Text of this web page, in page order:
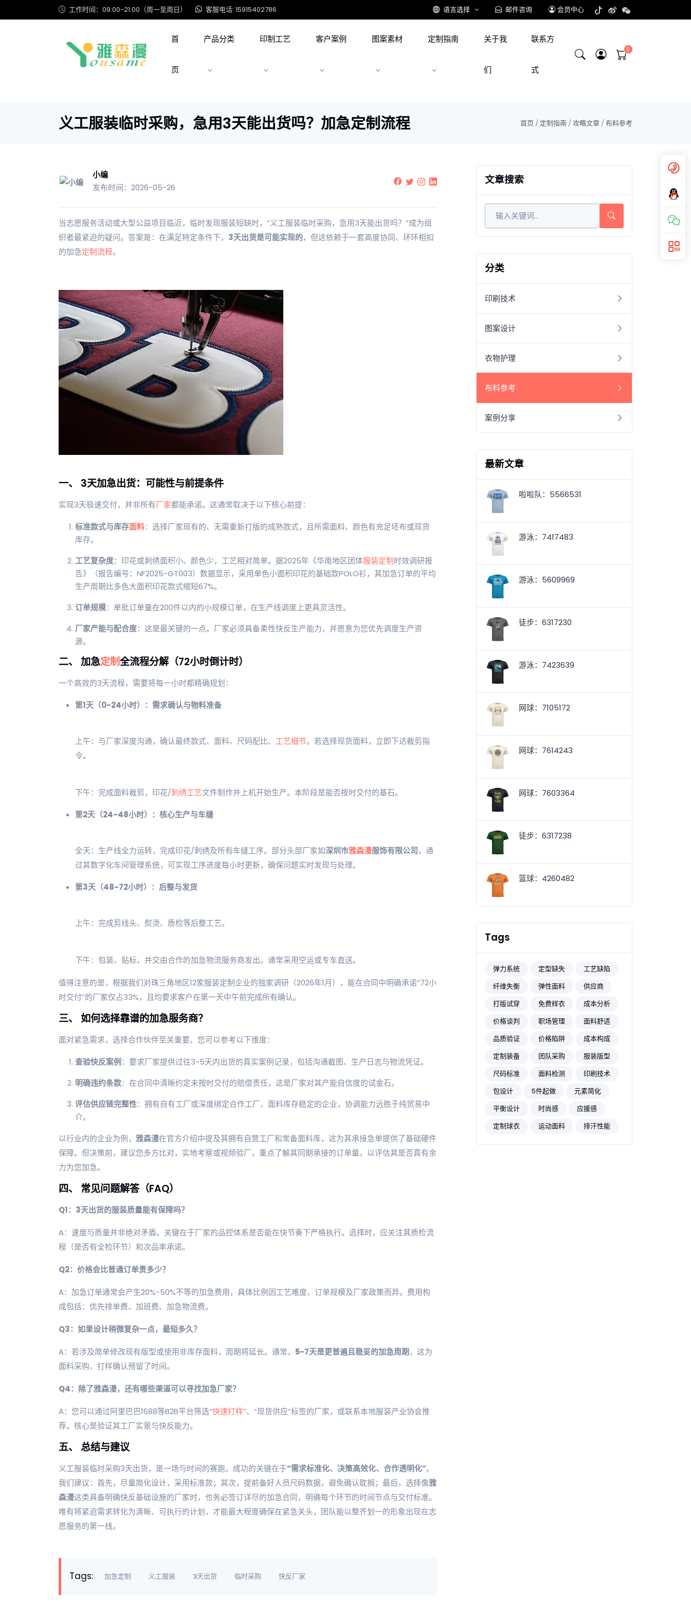
工作时间：09:00-21:00（周一至周日） 客服电话: 15915402786 语言选择 邮件咨询 会员中心
首
页
产品分类 印制工艺 客户案例 图案素材 定制指南 关于我
们
联系方
式
义工服装临时采购，急用3天能出货吗？加急定制流程 首页 / 定制指南/攻略文章/布料参考
小编
发布时间：2026-05-26
当志愿服务活动或大型公益项目临近，临时发现服装短缺时，“义工服装临时采购，急用3天能出货吗？”成为组
织者最紧迫的疑问。答案是：在满足特定条件下， 3天出货是可能实现的，但这依赖于一套高度协同、环环相扣
的加急定制流程。
一、 3天加急出货：可能性与前提条件
实现3天极速交付，并非所有厂家都能承诺。这通常取决于以下核心前提：
标准款式与库存面料：选择厂家现有的、无需重新打版的成熟款式，且所需面料、颜色有充足坯布或现货
库存。
工艺复杂度：印花或刺绣面积小、颜色少，工艺相对简单。据2025年《华南地区团体服装定制 时效调研报
告》（报告编号：NF2025-GT003）数据显示，采用单色小面积印花的基础款POLO衫，其加急订单的平均
生产周期比多色大面积印花款式缩短67%。
订单规模：单批订单量在200件以内的小规模订单，在生产线调度上更具灵活性。
厂家产能与配合度：这是最关键的一点。厂家必须具备柔性快反生产能力，并愿意为您优先调度生产资
源。
二、 加急定制全流程分解（72小时倒计时）
一个高效的3天流程，需要将每一小时都精确规划：
第1天（0-24小时）：需求确认与物料准备
上午：与厂家深度沟通，确认最终款式、面料、尺码配比、 工艺细节。若选择现货面料，立即下达裁剪指
令。
下午：完成面料裁剪，印花/刺绣工艺文件制作并上机开始生产。本阶段是能否按时交付的基石。
第2天（24-48小时）：核心生产与车缝
全天：生产线全力运转，完成印花/刺绣及所有车缝工序。部分头部厂家如深圳市雅森漫服饰有限公司，通
过其数字化车间管理系统，可实现工序进度每小时更新，确保问题实时发现与处理。
第3天（48-72小时）：后整与发货
上午：完成剪线头、熨烫、质检等后整工艺。
下午：包装、贴标，并交由合作的加急物流服务商发出。通常采用空运或专车直送。
值得注意的是，根据我们对珠三角地区12家服装定制企业的独家调研（2026年1月），能在合同中明确承诺“72小
时交付”的厂家仅占33%，且均要求客户在第一天中午前完成所有确认。
三、 如何选择靠谱的加急服务商？
面对紧急需求，选择合作伙伴至关重要。您可以参考以下维度：
查验快反案例 ：要求厂家提供过往3-5天内出货的真实案例记录，包括沟通截图、生产日志与物流凭证。
明确违约条款：在合同中清晰约定未按时交付的赔偿责任，这是厂家对其产能自信度的试金石。
评估供应链完整性：拥有自有工厂或深度绑定合作工厂、面料库存稳定的企业，协调能力远胜于纯贸易中
介。
以行业内的企业为例， 雅森漫在官方介绍中提及其拥有自营工厂和常备面料库，这为其承接急单提供了基础硬件
保障。但决策前，建议您多方比对，实地考察或视频验厂，重点了解其同期承接的订单量，以评估其是否真有余
力为您加急。
四、 常见问题解答（FAQ）
Q1：3天出货的服装质量能有保障吗？
A：速度与质量并非绝对矛盾。关键在于厂家的品控体系是否能在快节奏下严格执行。选择时，应关注其质检流
程（是否有全检环节）和次品率承诺。
Q2：价格会比普通订单贵多少？
A：加急订单通常会产生20%-50%不等的加急费用，具体比例因工艺难度、订单规模及厂家政策而异。费用构
成包括：优先排单费、加班费、加急物流费。
Q3：如果设计稍微复杂一点，最短多久？
A：若涉及简单修改现有版型或使用非库存面料，周期将延长。通常， 5-7天是更普遍且稳妥的加急周期，这为
面料采购、打样确认预留了时间。
Q4：除了雅森漫，还有哪些渠道可以寻找加急厂家？
A：您可以通过阿里巴巴1688等B2B平台筛选“快速打样”、“现货供应”标签的厂家，或联系本地服装产业协会推
荐。核心是验证其工厂实景与快反能力。
五、 总结与建议
义工服装临时采购3天出货，是一场与时间的赛跑。成功的关键在于“需求标准化、决策高效化、合作透明化”。
我们建议：首先，尽量简化设计，采用标准款；其次，提前备好人员尺码数据，避免确认耽搁；最后，选择像雅
森漫这类具备明确快反基础设施的厂家时，也务必签订详尽的加急合同，明确每个环节的时间节点与交付标准。
唯有将紧迫需求转化为清晰、可执行的计划，才能最大程度确保在紧急关头，团队能以整齐划一的形象出现在志
愿服务的第一线。
Tags: 加急定制 义工服装 3天出货 临时采购 快反厂家
文章搜索
分类
印刷技术
图案设计
衣物护理
布料参考
案例分享
最新文章
啦啦队：5566531
游泳：7417483
游泳：5609969
徒步：6317230
游泳：7423639
网球：7105172
网球：7614243
网球：7603364
徒步：6317238
篮球：4260482
Tags
弹力系统 定型缺失
工艺缺陷
纤维失衡
弹性面料
供应商
打版试穿
免费样衣
成本分析
价格谈判
职场管理
面料舒适
品质验证
价格陷阱
成本构成
定制装备
团队采购
服装版型
尺码标准
面料检测
印刷技术
包设计
5件起做
元素简化
平衡设计
时尚感
应援感
定制球衣
运动面料 排汗性能